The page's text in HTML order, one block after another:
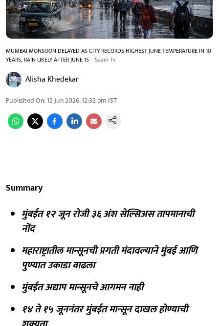
MUMBAI MONSOON DELAYED AS CITY RECORDS HIGHEST JUNE TEMPERATURE IN 10
YEARS, RAIN LIKELY AFTER JUNE 15 Saam Tv
Alisha Khedekar
Published On:12 Jun 2026, 12:32 pm IST
Summary
मुंबईत १२ जून रोजी ३६ अंश सेल्सिअस तापमानाची
नोंद
महाराष्ट्रातील मान्सूनची प्रगती मंदावल्याने मुंबई आणि
पुण्यात उकाडा वाढला
मुंबईत अद्याप मान्सूनचे आगमन नाही
१४ ते १५ जूननंतर मुंबईत मान्सून दाखल होण्याची